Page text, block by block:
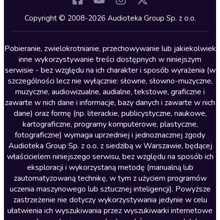
Kryminały
Lektury szkolne
Literatura anglojęzyczna
Literatura faktu
Literatura obyczajowa
Literatura piękna obca
Literatura piękna polska
Nagrania relaksacyjne
Nauka języków
Nauki humanistyczne
Podcasty i audycje
Polityka
Prasa
Copyright © 2008-2026 Audioteka Group Sp. z o.o.
Pobieranie, zwielokrotnianie, przechowywanie lub jakiekolwiek
inne wykorzystywanie treści dostępnych w niniejszym
serwisie - bez względu na ich charakter i sposób wyrażenia (w
szczególności lecz nie wyłącznie: słowne, słowno-muzyczne,
muzyczne, audiowizualne, audialne, tekstowe, graficzne i
zawarte w nich dane i informacje, bazy danych i zawarte w nich
dane) oraz formę (np. literackie, publicystyczne, naukowe,
kartograficzne, programy komputerowe, plastyczne,
fotograficzne) wymaga uprzedniej i jednoznacznej zgody
Audioteka Group Sp. z o.o. z siedzibą w Warszawie, będącej
właścicielem niniejszego serwisu, bez względu na sposób ich
eksploracji i wykorzystaną metodę (manualną lub
zautomatyzowaną technikę, w tym z użyciem programów
uczenia maszynowego lub sztucznej inteligencji). Powyższe
zastrzeżenie nie dotyczy wykorzystywania jedynie w celu
ułatwienia ich wyszukiwania przez wyszukiwarki internetowe